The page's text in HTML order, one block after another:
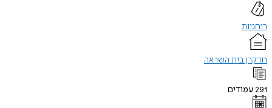
רוחניות
חדקרן בית השראה
291עמודים